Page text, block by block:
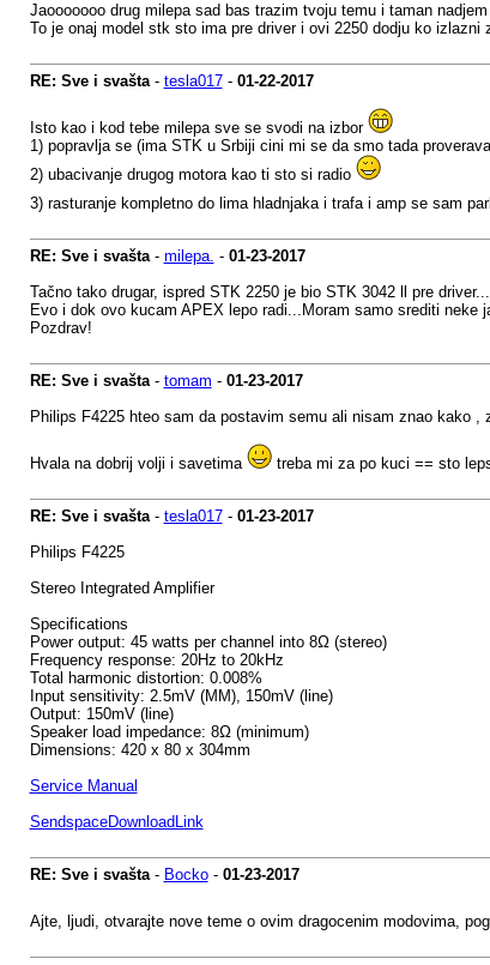
Jaooooooo drug milepa sad bas trazim tvoju temu i taman
To je onaj model stk sto ima pre driver i ovi 2250 dodju ko izlazni
RE: Sve i svašta- tesla017- 01-22-2017
Isto kao i kod tebe milepa sve se svodi na izbor
1) popravlja se (ima STK u Srbiji cini mi se da smo tada
2) ubacivanje drugog motora kao ti sto si radio
3) rasturanje kompletno do lima hladnjaka i trafa i amp se sam
RE: Sve i svašta- milepa. - 01-23-2017
Tačno tako drugar, ispred STK 2250 je bio STK 3042 ll pre driver...
Evo i dok ovo kucam APEX lepo radi...Moram samo srediti
Pozdrav!
RE: Sve i svašta- tomam - 01-23-2017
Philips F4225 hteo sam da postavim semu ali nisam znao kako ,
Hvala na dobrij volji i savetima treba mi za po kuci == sto
RE: Sve i svašta- tesla017- 01-23-2017
Philips F4225
Stereo Integrated Amplifier
Specifications
Power output: 45 watts per channel into 8Ω (stereo)
Frequency response: 20Hz to 20kHz
Total harmonic distortion: 0.008%
Input sensitivity: 2.5mV (MM), 150mV (line)
Output: 150mV (line)
Speaker load impedance: 8Ω (minimum)
Dimensions: 420 x 80 x 304mm
Service Manual
SendspaceDownloadLink
RE: Sve i svašta- Bocko- 01-23-2017
Ajte, ljudi, otvarajte nove teme o ovim dragocenim modovima,